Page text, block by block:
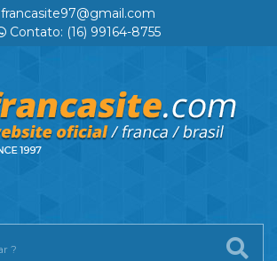
francasite97@gmail.com
Contato: (16) 99164-8755